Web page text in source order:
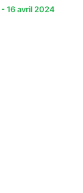
-16 avril 2024